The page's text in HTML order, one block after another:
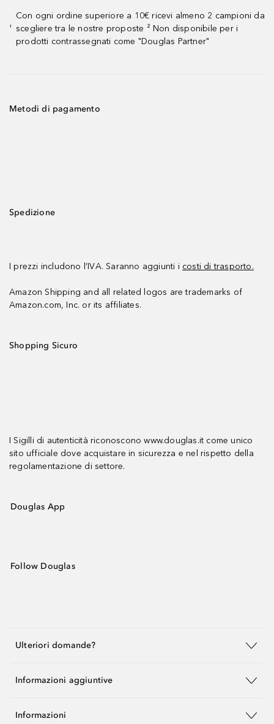
¹
Con ogni ordine superiore a 10€ ricevi almeno 2 campioni da
scegliere tra le nostre proposte ² Non disponibile per i
prodotti contrassegnati come "Douglas Partner"
Metodi di pagamento
Spedizione
I prezzi includono l’IVA. Saranno aggiunti i costi di trasporto.
Amazon Shipping and all related logos are trademarks of
Amazon.com, Inc. or its affiliates.
Shopping Sicuro
I Sigilli di autenticità riconoscono www.douglas.it come unico
sito ufficiale dove acquistare in sicurezza e nel rispetto della
regolamentazione di settore.
Douglas App
Follow Douglas
Ulteriori domande?
Informazioni aggiuntive
Informazioni